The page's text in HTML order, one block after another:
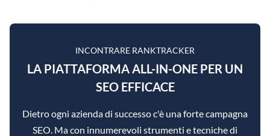
INCONTRARE RANKTRACKER
LA PIATTAFORMA ALL-IN-ONE PER UN
SEO EFFICACE
Dietro ogni azienda di successo c'è una forte campagna
SEO. Ma con innumerevoli strumenti e tecniche di